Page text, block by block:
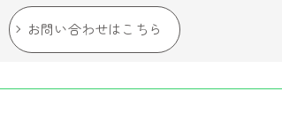
お問い合わせはこちら